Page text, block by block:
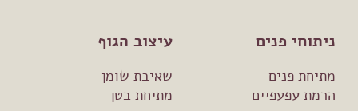
ניתוחי פנים
מתיחת פנים
הרמת עפעפיים
עיצוב הגוף
שאיבת שומן
מתיחת בטן